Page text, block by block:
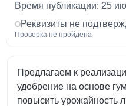
Время публикации: 25
Реквизиты не
Проверка не пройдена
Предлагаем к
удобрение на основе
повысить урожайность